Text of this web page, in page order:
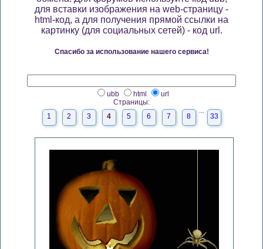
для вставки изображения на web-страницу -
html-код, а для получения прямой ссылки на
картинку (для социальных сетей) - код url.
Спасибо за использование нашего сервиса!
ubb html
url
Страницы:
1
2 3 4 5 6 7 8
...
33